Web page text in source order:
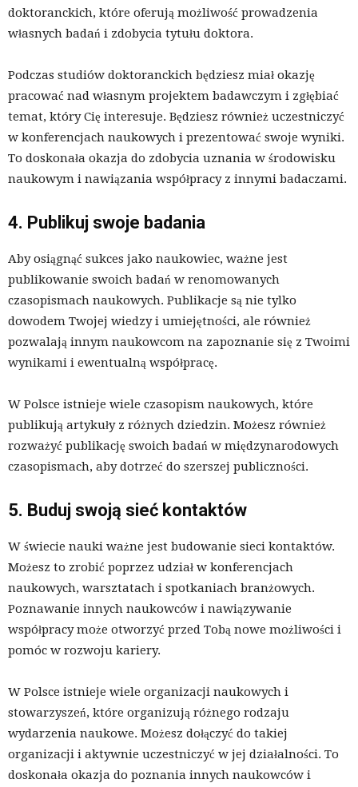
doktoranckich, które oferują możliwość prowadzenia
własnych badań i zdobycia tytułu doktora.
Podczas studiów doktoranckich będziesz miał okazję
pracować nad własnym projektem badawczym i zgłębiać
temat, który Cię interesuje. Będziesz również uczestniczyć
w konferencjach naukowych i prezentować swoje wyniki.
To doskonała okazja do zdobycia uznania w środowisku
naukowym i nawiązania współpracy z innymi badaczami.
4. Publikuj swoje badania
Aby osiągnąć sukces jako naukowiec, ważne jest
publikowanie swoich badań w renomowanych
czasopismach naukowych. Publikacje są nie tylko
dowodem Twojej wiedzy i umiejętności, ale również
pozwalają innym naukowcom na zapoznanie się z Twoimi
wynikami i ewentualną współpracę.
W Polsce istnieje wiele czasopism naukowych, które
publikują artykuły z różnych dziedzin. Możesz również
rozważyć publikację swoich badań w międzynarodowych
czasopismach, aby dotrzeć do szerszej publiczności.
5. Buduj swoją sieć kontaktów
W świecie nauki ważne jest budowanie sieci kontaktów.
Możesz to zrobić poprzez udział w konferencjach
naukowych, warsztatach i spotkaniach branżowych.
Poznawanie innych naukowców i nawiązywanie
współpracy może otworzyć przed Tobą nowe możliwości i
pomóc w rozwoju kariery.
W Polsce istnieje wiele organizacji naukowych i
stowarzyszeń, które organizują różnego rodzaju
wydarzenia naukowe. Możesz dołączyć do takiej
organizacji i aktywnie uczestniczyć w jej działalności. To
doskonała okazja do poznania innych naukowców i